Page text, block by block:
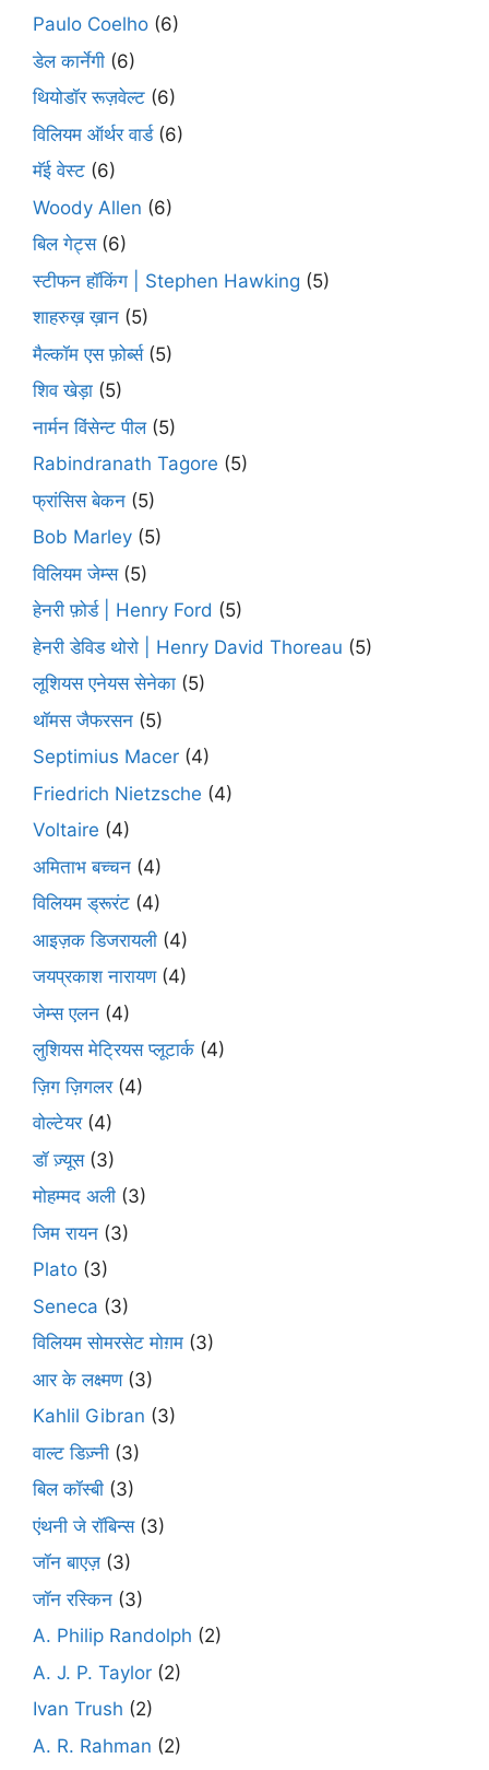
Paulo Coelho (6)
डेल कार्नेगी (6)
थियोडॉर रूज़वेल्ट (6)
विलियम ऑर्थर वार्ड(6)
मॅई वेस्ट (6)
Woody Allen (6)
बिल गेट्स(6)
स्टीफन हॉकिंग | Stephen Hawking (5)
शाहरुख़ ख़ान (5)
मैल्कॉम एस फ़ोर्ब्स(5)
शिव खेड़ा (5)
नार्मन विंसेन्ट पील(5)
Rabindranath Tagore (5)
फ्रांसिस बेकन (5)
Bob Marley (5)
विलियम जेम्स(5)
हेनरी फ़ोर्ड | Henry Ford (5)
हेनरी डेविड थोरो | Henry David Thoreau (5)
लूशियस एनेयस सेनेका (5)
थॉमस जैफरसन (5)
Septimius Macer (4)
Friedrich Nietzsche (4)
Voltaire (4)
अमिताभ बच्चन (4)
विलियम ड्रूरंट (4)
आइज़क डिजरायली (4)
जयप्रकाश नारायण(4)
जेम्स एलन (4)
लुशियस मेट्रियस प्लूटार्क (4)
ज़िग ज़िगलर(4)
वोल्टेयर(4)
डॉ ज़्यूस(3)
मोहम्मद अली (3)
जिम रायन (3)
Plato (3)
Seneca (3)
विलियम सोमरसेट मोग़म (3)
आर के लक्ष्मण(3)
Kahlil Gibran (3)
वाल्ट डिज़्नी (3)
बिल कॉस्बी (3)
एंथनी जे रॉबिन्स(3)
जॉन बाएज़ (3)
जॉन रस्किन (3)
A. Philip Randolph (2)
A. J. P. Taylor (2)
Ivan Trush (2)
A. R. Rahman (2)